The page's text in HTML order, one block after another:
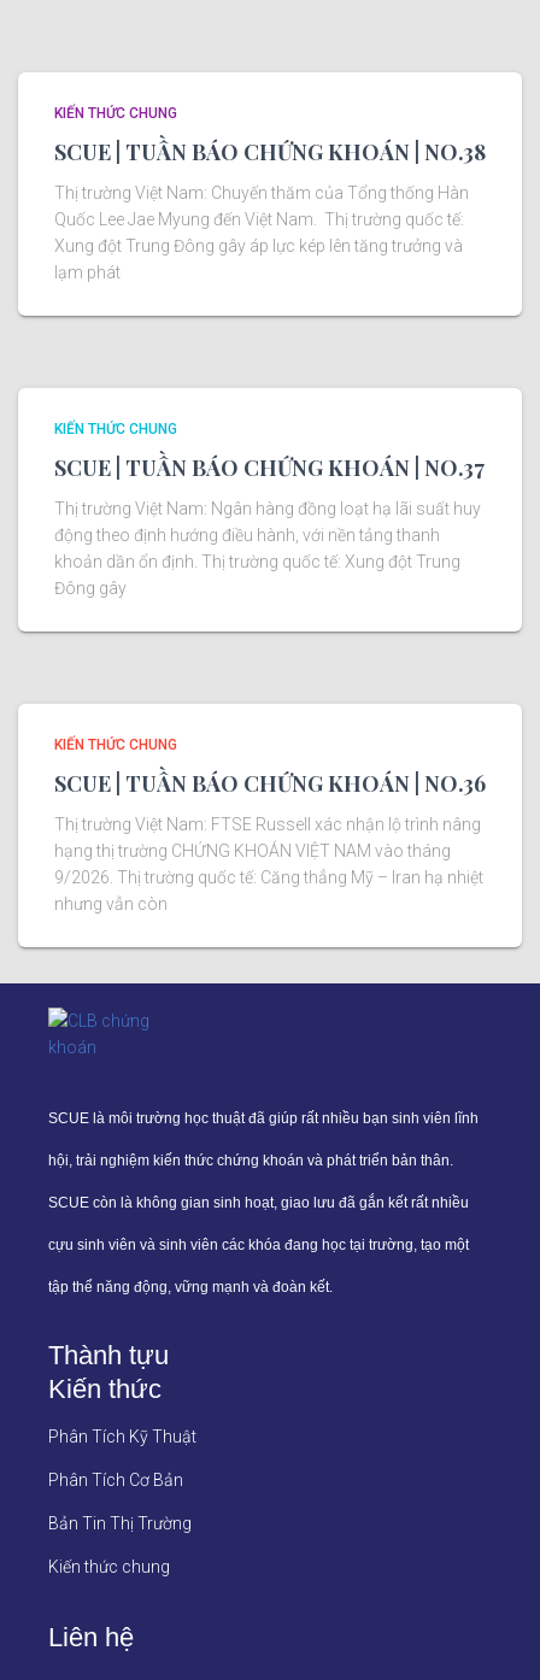
KIẾN THỨC CHUNG
SCUE | TUẦN BÁO CHỨNG KHOÁN | NO.38
Thị trường Việt Nam: Chuyến thăm của Tổng thống Hàn
Quốc Lee Jae Myung đến Việt Nam. Thị trường quốc tế:
Xung đột Trung Đông gây áp lực kép lên tăng trưởng và
lạm phát
KIẾN THỨC CHUNG
SCUE | TUẦN BÁO CHỨNG KHOÁN | NO.37
Thị trường Việt Nam: Ngân hàng đồng loạt hạ lãi suất huy
động theo định hướng điều hành, với nền tảng thanh
khoản dần ổn định. Thị trường quốc tế: Xung đột Trung
Đông gây
KIẾN THỨC CHUNG
SCUE | TUẦN BÁO CHỨNG KHOÁN | NO.36
Thị trường Việt Nam: FTSE Russell xác nhận lộ trình nâng
hạng thị trường CHỨNG KHOÁN VIỆT NAM vào tháng
9/2026. Thị trường quốc tế: Căng thẳng Mỹ – Iran hạ nhiệt
nhưng vẫn còn
SCUE là môi trường học thuật đã giúp rất nhiều bạn sinh viên lĩnh
hội, trải nghiệm kiến thức chứng khoán và phát triển bản thân.
SCUE còn là không gian sinh hoạt, giao lưu đã gắn kết rất nhiều
cựu sinh viên và sinh viên các khóa đang học tại trường, tạo một
tập thể năng động, vững mạnh và đoàn kết.
Thành tựu
Kiến thức
Phân Tích Kỹ Thuật
Phân Tích Cơ Bản
Bản Tin Thị Trường
Kiến thức chung
Liên hệ